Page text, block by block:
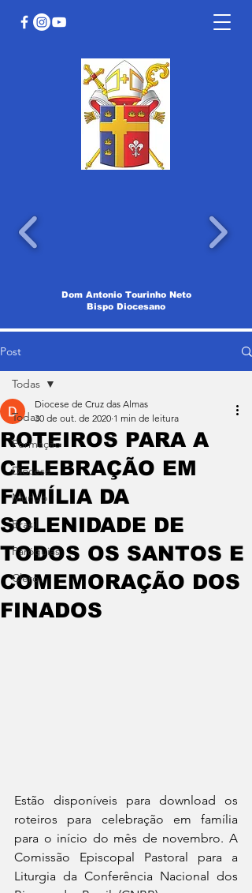
Dom Antonio Tourinho Neto
Bispo Diocesano
Post
Todas
Formação
Diocese
Mundo
Brasil
Paróquias
Clero
Todas
ROTEIROS PARA A
CELEBRAÇÃO EM
FAMÍLIA DA
SOLENIDADE DE
TODOS OS SANTOS E
COMEMORAÇÃO DOS
FINADOS
Diocese de Cruz das Almas
30 de out. de 2020 1 min de leitura
Estão disponíveis para download os
roteiros para celebração em família
para o início do mês de novembro. A
Comissão Episcopal Pastoral para a
Liturgia da Conferência Nacional dos